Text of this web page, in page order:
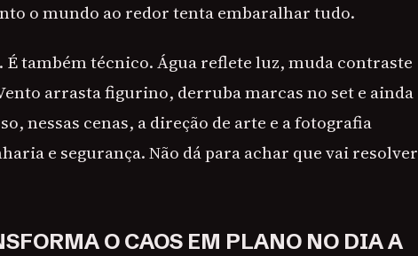
o mundo ao redor tenta embaralhar tudo.
É também técnico. Água reflete luz, muda contraste
arrasta figurino, derruba marcas no set e ainda
nessas cenas, a direção de arte e a fotografia
e segurança. Não dá para achar que vai resolver
O CAOS EM PLANO NO DIA A